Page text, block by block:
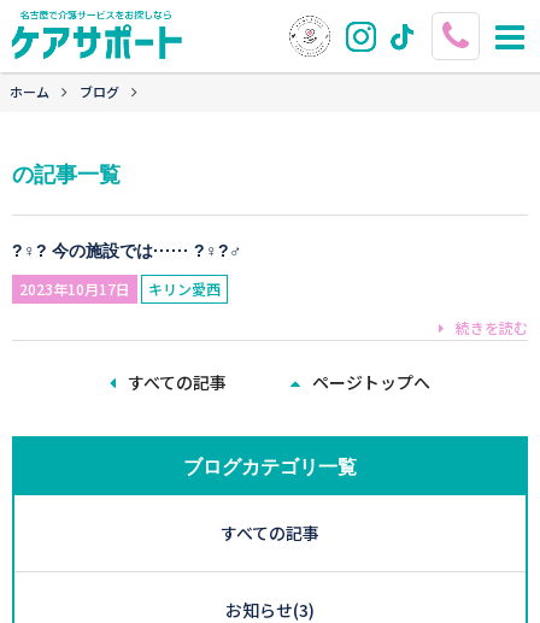
ホーム ブログ
の記事一覧
?‍♀️? 今の施設では······ ?‍♀️?‍♂️
2023年10月17日
キリン愛西
続きを読む
すべての記事 ページトップへ
ブログカテゴリ一覧
すべての記事
お知らせ(3)